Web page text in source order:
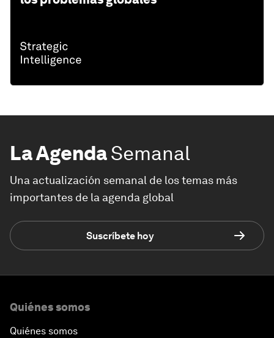
La AgendaSemanal
Una actualización semanal de los temas más
importantes de la agenda global
Suscríbete hoy
Quiénes somos
Quiénes somos